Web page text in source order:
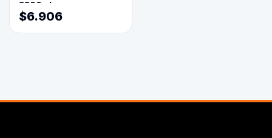
3800ml
$6.906